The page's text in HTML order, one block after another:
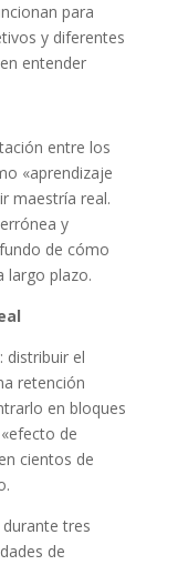
para
y diferentes
entender
entre los
«aprendizaje
maestría real.
y
de cómo
largo plazo.
distribuir el
retención
en bloques
de
cientos de
tres
de